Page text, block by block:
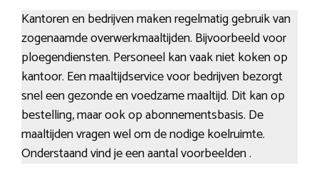
Kantoren en bedrijven maken regelmatig gebruik van
zogenaamde overwerkmaaltijden. Bijvoorbeeld voor
ploegendiensten. Personeel kan vaak niet koken op
kantoor. Een maaltijdservice voor bedrijven bezorgt
snel een gezonde en voedzame maaltijd. Dit kan op
bestelling, maar ook op abonnementsbasis. De
maaltijden vragen wel om de nodige koelruimte.
Onderstaand vind je een aantal voorbeelden .